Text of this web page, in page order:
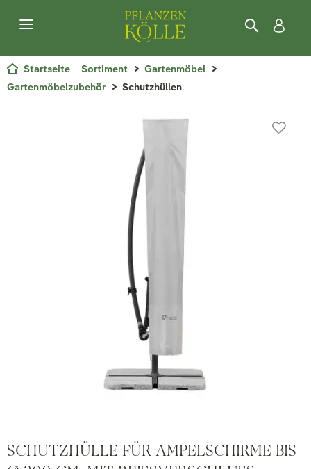
Startseite Sortiment
Gartenmöbel
Gartenmöbelzubehör
Schutzhüllen
SCHUTZHÜLLE FÜR AMPELSCHIRME BIS